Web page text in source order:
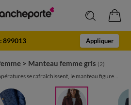
:899013 Appliquer
> Manteau femme gris (2)
se rafraîchissent, le manteau figure...